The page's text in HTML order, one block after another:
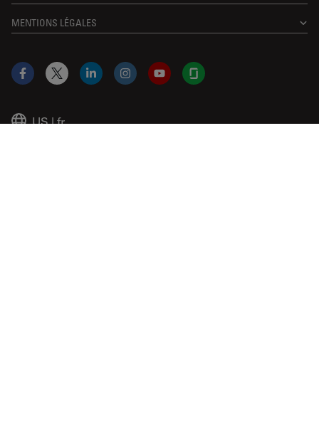
MENTIONS LÉGALES
US|fr
Facebook
X LinkedInInstagramYouTubeGlassdoor